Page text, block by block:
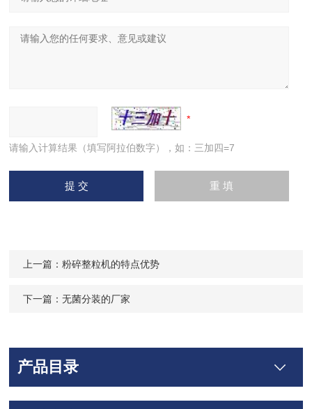
请输入计算结果（填写阿拉伯数字），如：三加四=7
上一篇：粉碎整粒机的特点优势
下一篇：无菌分装的厂家
产品目录